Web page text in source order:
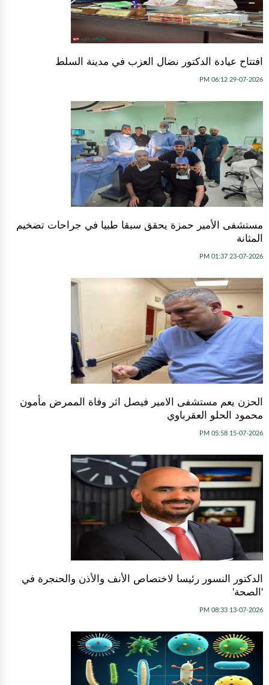
افتتاح عيادة الدكتور نضال العزب في مدينة السلط
29-07-2026 06:12 PM
مستشفى الأمير حمزة يحقق سبقا طبيا في جراحات تضخيم
المثانة
23-07-2026 01:37 PM
الحزن يعم مستشفى الامير فيصل اثر وفاة الممرض مأمون
محمود الحلو العقرباوي
15-07-2026 05:58 PM
الدكتور النسور رئيسا لاختصاص الأنف والأذن والحنجرة في
'الصحة'
13-07-2026 08:33 PM